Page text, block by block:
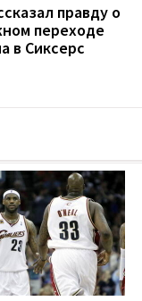
правду о
переходе
в Сиксерс